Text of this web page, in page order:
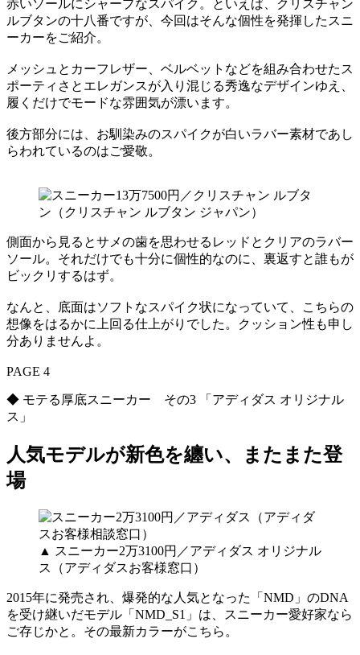
赤いソールにシャープなスパイク。といえば、クリスチャン
ルブタンの十八番ですが、今回はそんな個性を発揮したスニ
ーカーをご紹介。
メッシュとカーフレザー、ベルベットなどを組み合わせたス
ポーティさとエレガンスが入り混じる秀逸なデザインゆえ、
履くだけでモードな雰囲気が漂います。
後方部分には、お馴染みのスパイクが白いラバー素材であし
らわれているのはご愛敬。
側面から見るとサメの歯を思わせるレッドとクリアのラバー
ソール。それだけでも十分に個性的なのに、裏返すと誰もが
ビックリするはず。
なんと、底面はソフトなスパイク状になっていて、こちらの
想像をはるかに上回る仕上がりでした。クッション性も申し
分ありませんよ。
PAGE 4
◆ モテる厚底スニーカー その3 「アディダス オリジナル
ス」
人気モデルが新色を纏い、またまた登
場
▲ スニーカー2万3100円／アディダス オリジナル
ス（アディダスお客様窓口）
2015年に発売され、爆発的な人気となった「NMD」のDNA
を受け継いだモデル「NMD_S1」は、スニーカー愛好家なら
ご存じかと。その最新カラーがこちら。